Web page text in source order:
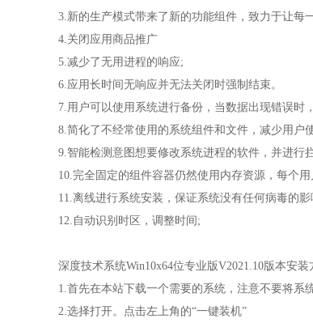
3.新的生产模式带来了新的功能组件，致力于让每
4.关闭应用商品推广
5.减少了无用进程的响应;
6.应用长时间无响应并无法关闭时强制结束。
7.用户可以使用系统进行备份，当数据出现错误时
8.简化了不经常使用的系统组件和文件，减少用户
9.智能检测意图想要修改系统进程的软件，并进行
10.完全固定的组件容器仍然使用内存资源，每个
11.离线进行系统安装，保证系统没有任何病毒的影
12.自动识别时区，调整时间;
深度技术系统Win10x64位专业版V2021.10版本安装
1.首先在本站下载一个需要的系统，注意不要将系
2.选择打开。点击左上角的“一键装机”